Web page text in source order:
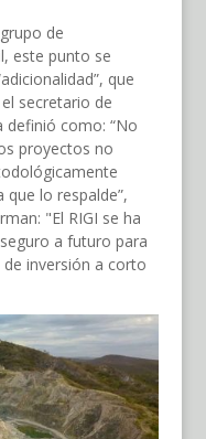
de
este punto se
que
secretario de
definió como: “No
proyectos no
que lo respalde”,
"El RIGI se ha
a futuro para
inversión a corto